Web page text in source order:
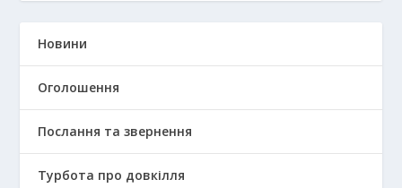
Новини
Оголошення
Послання та звернення
Турбота про довкілля